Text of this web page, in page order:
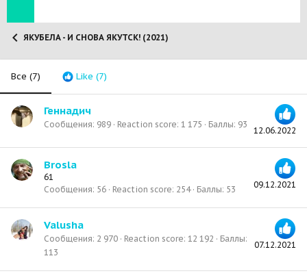
ЯКУБЕЛА - И СНОВА ЯКУТСК! (2021)
Все (7) Like (7)
12.06.2022
Геннадич
Сообщения 989 Reaction score 1 175 Баллы 93
09.12.2021
Brosla
61
Сообщения 56 Reaction score 254 Баллы 53
07.12.2021
Valusha
Сообщения 2 970 Reaction score 12 192
Баллы
113